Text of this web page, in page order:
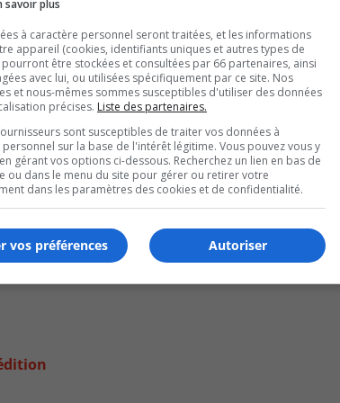
savoir plus
à caractère personnel seront traitées, et les informations
appareil (cookies, identifiants uniques et autres types de
pourront être stockées et consultées par 66 partenaires, ainsi
avec lui, ou utilisées spécifiquement par ce site. Nos
et nous-mêmes sommes susceptibles d'utiliser des données
précises. Liste des partenaires.
sont susceptibles de traiter vos données à
sur la base de l'intérêt légitime. Vous pouvez vous y
gérant vos options ci-dessous. Recherchez un lien en bas de
ou dans le menu du site pour gérer ou retirer votre
dans les paramètres des cookies et de confidentialité.
Autoriser
vos préférences